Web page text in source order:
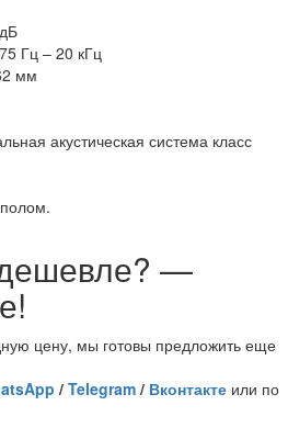
Гц – 20 кГц
мм
акустическая система класс
—
цену, мы готовы предложить еще
/ Telegram / Вконтакте или по